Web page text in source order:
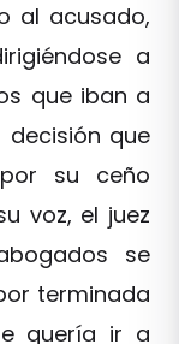
al acusado,
a
que iban a
decisión que
su ceño
voz, el juez
se
terminada
quería ir a